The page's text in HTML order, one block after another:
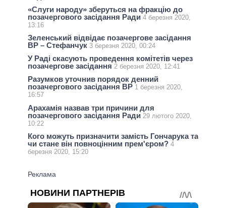
«Слуги народу» зберуться на фракцію до
позачергового засідання Ради 4 березня 2020,
13:16
Зеленський відвідає позачергове засідання
ВР – Стефанчук 3 березня 2020, 00:24
У Раді скасують проведення комітетів через
позачергове засідання 2 березня 2020, 12:41
Разумков уточнив порядок денний
позачергового засідання ВР 1 березня 2020,
16:57
Арахамія назвав три причини для
позачергового засідання Ради 29 лютого 2020,
10:22
Кого можуть призначити замість Гончарука та
чи стане він повноцінним прем'єром? 4
березня 2020, 15:20